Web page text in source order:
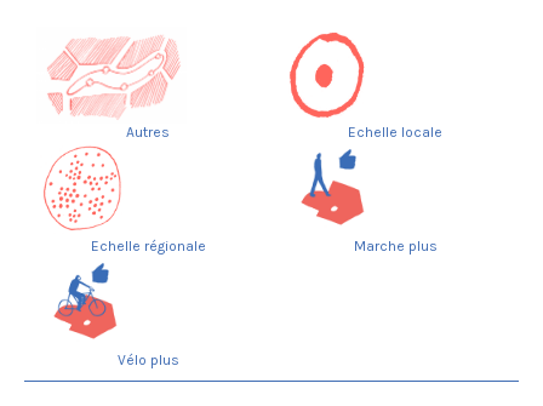
Boulevard du Souverain
Croisement Orban
Place Communale de Molenbeek
Place Cardinal Mercier
Place Dumon
Place Rogier
Plaine du Bourdon
Parc L28
Prospection
Autres Echelle locale
Echelle régionale Marche plus
Vélo plus